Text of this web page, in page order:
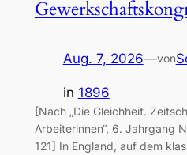
Aug. 7, 2026—von
in 1896
[Nach „Die Gleichheit.
Arbeiterinnen“, 6. Jahrgang
121] In England, auf dem